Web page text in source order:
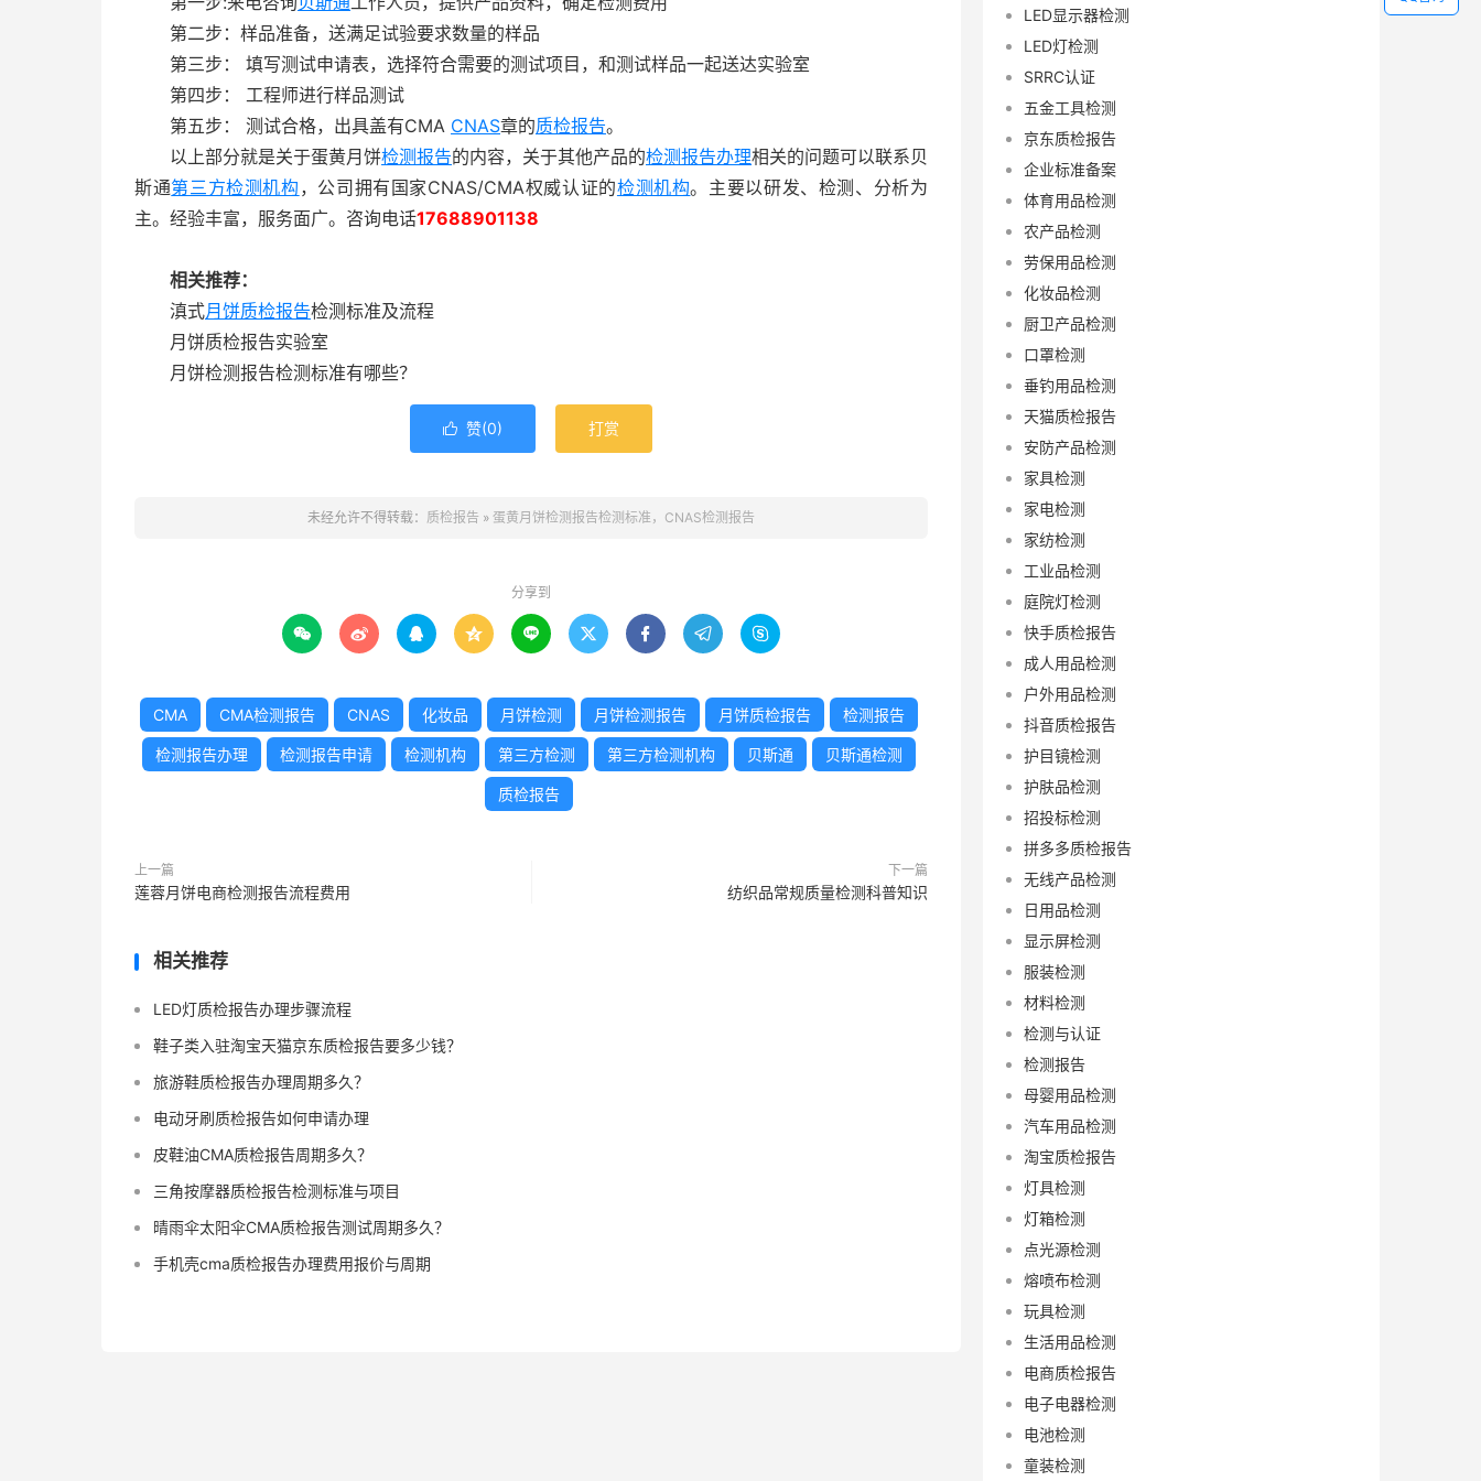
第二步：样品准备，送满足试验要求数量的样品
第三步： 填写测试申请表，选择符合需要的测试项目，和测试样品一起送达实验室
第四步： 工程师进行样品测试
第五步： 测试合格，出具盖有CMA CNAS章的质检报告。
以上部分就是关于蛋黄月饼检测报告的内容，关于其他产品的检测报告办理相关的问题可以联系贝
斯通第三方检测机构 ，公司拥有国家CNAS/CMA权威认证的检测机构。主要以研发、检测、分析为
主。经验丰富，服务面广。咨询电话17688901138
相关推荐：
滇式月饼质检报告检测标准及流程
月饼质检报告实验室
月饼检测报告检测标准有哪些？
 赞(0) 打赏
未经允许不得转载： 质检报告 » 蛋黄月饼检测报告检测标准，CNAS检测报告
分享到
        
CMA CMA检测报告 CNAS 化妆品 月饼检测 月饼检测报告 月饼质检报告 检测报告
检测报告办理 检测报告申请 检测机构 第三方检测 第三方检测机构 贝斯通 贝斯通检测
质检报告
上一篇
莲蓉月饼电商检测报告流程费用
下一篇
纺织品常规质量检测科普知识
相关推荐
LED灯质检报告办理步骤流程
鞋子类入驻淘宝天猫京东质检报告要多少钱？
旅游鞋质检报告办理周期多久？
电动牙刷质检报告如何申请办理
皮鞋油CMA质检报告周期多久？
三角按摩器质检报告检测标准与项目
晴雨伞太阳伞CMA质检报告测试周期多久？
手机壳cma质检报告办理费用报价与周期
LED显示器检测
LED灯检测
SRRC认证
五金工具检测
京东质检报告
企业标准备案
体育用品检测
农产品检测
劳保用品检测
化妆品检测
厨卫产品检测
口罩检测
垂钓用品检测
天猫质检报告
安防产品检测
家具检测
家电检测
家纺检测
工业品检测
庭院灯检测
快手质检报告
成人用品检测
户外用品检测
抖音质检报告
护目镜检测
护肤品检测
招投标检测
拼多多质检报告
无线产品检测
日用品检测
显示屏检测
服装检测
材料检测
检测与认证
检测报告
母婴用品检测
汽车用品检测
淘宝质检报告
灯具检测
灯箱检测
点光源检测
熔喷布检测
玩具检测
生活用品检测
电商质检报告
电子电器检测
电池检测
童装检测